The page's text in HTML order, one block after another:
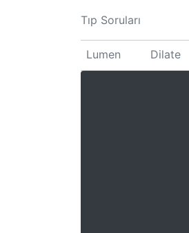
Tıp Soruları
Lumen Dilate